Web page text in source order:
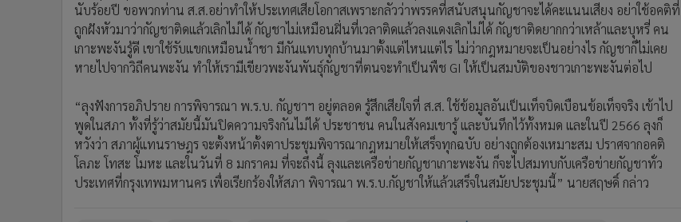
นับร้อยปี ขอพวกท่าน ส.ส.อย่าทำให้ประเทศเสียโอกาสเพราะกลัวว่าพรรคที่สนับสนุนกัญชาจะได้คะแนนเสียง อย่าใช้อคติที่
ถูกฝังหัวมาว่ากัญชาติดแล้วเลิกไม่ได้ กัญชาไม่เหมือนฝิ่นที่เวลาติดแล้วลงแดงเลิกไม่ได้ กัญชาติดยากกว่าเหล้าและบุหรี่ คน
เกาะพะงันรู้ดี เขาใช้รับแขกเหมือนน้ำชา มีกันแทบทุกบ้านมาตั้งแต่ไหนแต่ไร ไม่ว่ากฎหมายจะเป็นอย่างไร กัญชาก็ไม่เคย
หายไปจากวิถีคนพะงัน ทำให้เรามีเขียวพะงันพันธุ์กัญชาที่ตนจะทำเป็นพืช GI ให้เป็นสมบัติของชาวเกาะพะงันต่อไป
“ลุงฟังการอภิปราย การพิจารณา พ.ร.บ. กัญชาฯ อยู่ตลอด รู้สึกเสียใจที่ ส.ส. ใช้ข้อมูลอันเป็นเท็จบิดเบือนข้อเท็จจริง เข้าไป
พูดในสภา ทั้งที่รู้ว่าสมัยนี้มันปิดความจริงกันไม่ได้ ประชาชน คนในสังคมเขารู้ และบันทึกไว้ทั้งหมด และในปี 2566 ลุงก็
หวังว่า สภาผู้แทนราษฎร จะตั้งหน้าตั้งตาประชุมพิจารณากฎหมายให้เสร็จทุกฉบับ อย่างถูกต้องเหมาะสม ปราศจากอคติ
โลภะ โทสะ โมหะ และในวันที่ 8 มกราคม ที่จะถึงนี้ ลุงและเครือข่ายกัญชาเกาะพะงัน ก็จะไปสมทบกับเครือข่ายกัญชาทั่ว
ประเทศที่กรุงเทพมหานคร เพื่อเรียกร้องให้สภา พิจารณา พ.ร.บ.กัญชาให้แล้วเสร็จในสมัยประชุมนี้” นายสฤษดิ์ กล่าว